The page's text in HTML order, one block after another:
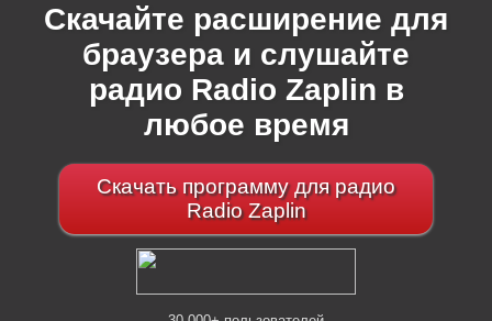
Скачайте расширение для
браузера и слушайте
радио Radio Zaplin в
любое время
Скачать программу для радио
Radio Zaplin